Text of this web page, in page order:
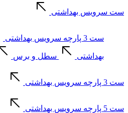
ست سرویس بهداشتی
ست 3 پارچه سرویس بهداشتی
بهداشتی سطل و برس
ست 3 پارچه سرویس بهداشتی
ست 5 پارچه سرویس بهداشتی